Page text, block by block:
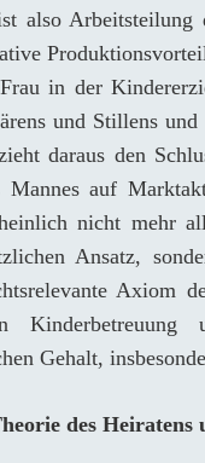
also Arbeitsteilung
in der
und Stillens
daraus den
Mannes auf
nicht mehr
Ansatz,
Axiom
Gehalt,
des Heiratens